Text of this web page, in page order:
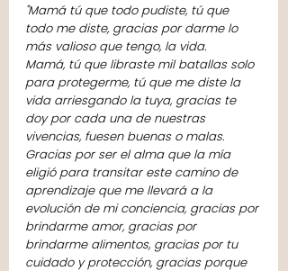
"Mamá tú que todo pudiste, tú que
todo me diste, gracias por darme lo
más valioso que tengo, la vida.
Mamá, tú que libraste mil batallas solo
para protegerme, tú que me diste la
vida arriesgando la tuya, gracias te
doy por cada una de nuestras
vivencias, fuesen buenas o malas.
Gracias por ser el alma que la mía
eligió para transitar este camino de
aprendizaje que me llevará a la
evolución de mi conciencia, gracias por
brindarme amor, gracias por
brindarme alimentos, gracias por tu
cuidado y protección, gracias porque